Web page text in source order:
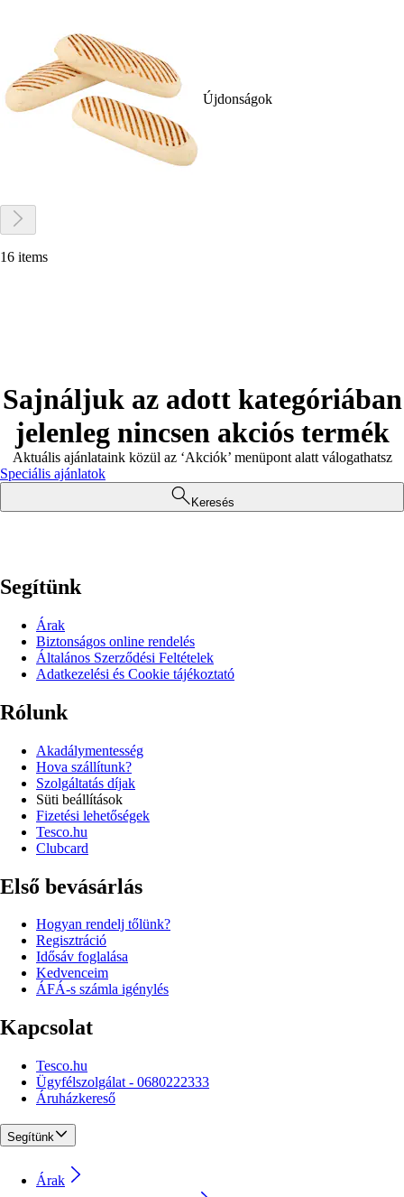
Újdonságok
16 items
Sajnáljuk az adott kategóriában
jelenleg nincsen akciós termék
Aktuális ajánlataink közül az ‘Akciók’ menüpont alatt válogathatsz
Speciális ajánlatok
Keresés
Segítünk
Árak
Biztonságos online rendelés
Általános Szerződési Feltételek
Adatkezelési és Cookie tájékoztató
Rólunk
Akadálymentesség
Hova szállítunk?
Szolgáltatás díjak
Süti beállítások
Fizetési lehetőségek
Tesco.hu
Clubcard
Első bevásárlás
Hogyan rendelj tőlünk?
Regisztráció
Idősáv foglalása
Kedvenceim
ÁFÁ-s számla igénylés
Kapcsolat
Tesco.hu
Ügyfélszolgálat - 0680222333
Áruházkereső
Segítünk
Árak